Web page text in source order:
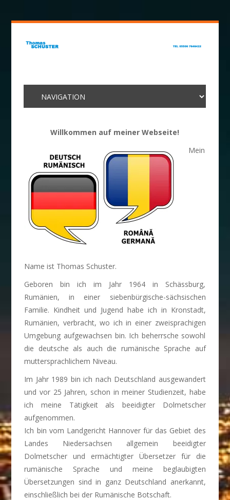
Willkommen auf meiner Webseite!
Mein
Name ist Thomas Schuster.
Geboren bin ich im Jahr 1964 in Schässburg,
Rumänien, in einer siebenbürgische-sächsischen
Familie. Kindheit und Jugend habe ich in Kronstadt,
Rumänien, verbracht, wo ich in einer zweisprachigen
Umgebung aufgewachsen bin. Ich beherrsche sowohl
die deutsche als auch die rumänische Sprache auf
muttersprachlichem Niveau.
Im Jahr 1989 bin ich nach Deutschland ausgewandert
und vor 25 Jahren, schon in meiner Studienzeit, habe
ich meine Tätigkeit als beeidigter Dolmetscher
aufgenommen.
Ich bin vom Landgericht Hannover für das Gebiet des
Landes Niedersachsen allgemein beeidigter
Dolmetscher und ermächtigter Übersetzer für die
rumänische Sprache und meine beglaubigten
Übersetzungen sind in ganz Deutschland anerkannt,
einschließlich bei der Rumänische Botschaft.